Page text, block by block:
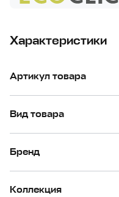
Характеристики
Артикул товара
Вид товара
Бренд
Коллекция